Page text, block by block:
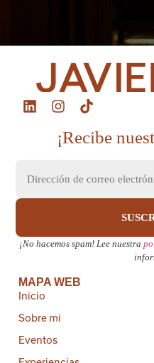
¡Recibe
¡No hacemos spam! Lee nuestra
MAPA WEB
Inicio
Sobre mi
Eventos